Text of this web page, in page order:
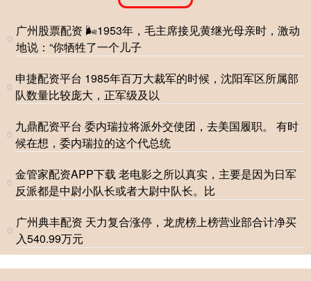
广州股票配资 🌬1953年，毛主席接见黄继光母亲时，激动
地说：“你牺牲了一个儿子
申捷配资平台 1985年百万大裁军的时候，沈阳军区所属部
队数量比较庞大，正军级及以
九鼎配资平台 委内瑞拉将派外交使团，去美国履职。 有时
候在想，委内瑞拉的这个代总统
金管家配资APP下载 老电影之所以真实，主要是因为日军
反派都是中尉小队长或者大尉中队长。比
广州典丰配资 天力复合涨停，龙虎榜上榜营业部合计净买
入540.99万元